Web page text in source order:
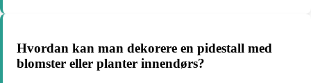
Hvordan kan man dekorere en pidestall med
blomster eller planter innendørs?